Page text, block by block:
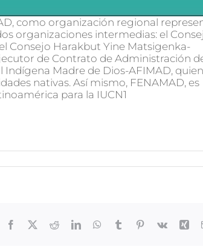
como organización regional
organizaciones intermedias: el
Consejo Harakbut Yine Matsigenka-
de Contrato de Administración
Indígena Madre de Dios-AFIMAD,
nativas. Así mismo, FENAMAD, es
para la IUCN1
Facebook
X RedditLinkedInWhatsApp
TumblrPinterest
Vk